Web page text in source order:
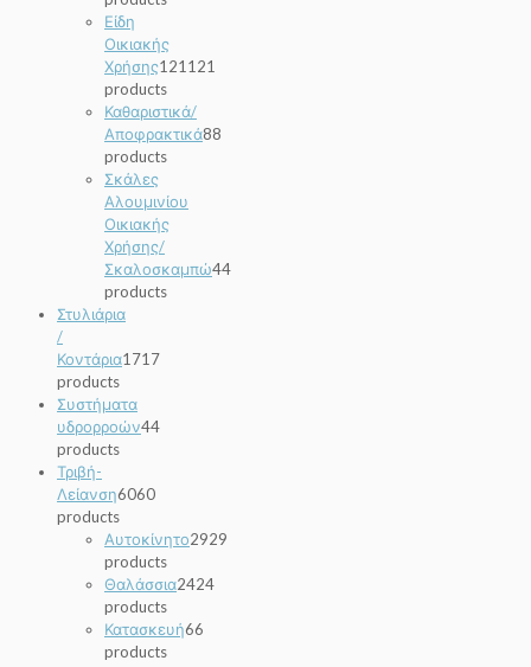
Είδη
Οικιακής
Χρήσης121121
products
Καθαριστικά/
Αποφρακτικά88
products
Σκάλες
Αλουμινίου
Οικιακής
Χρήσης/
Σκαλοσκαμπώ44
products
Στυλιάρια
/
Κοντάρια1717
products
Συστήματα
υδρορροών44
products
Τριβή-
Λείανση6060
products
Αυτοκίνητο2929
products
Θαλάσσια2424
products
Κατασκευή66
products